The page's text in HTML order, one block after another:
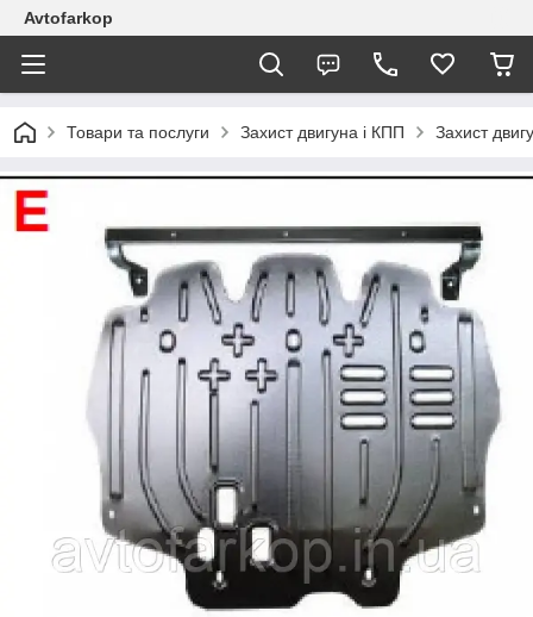
Avtofarkop
Товари та послуги Захист двигуна і КПП Захист